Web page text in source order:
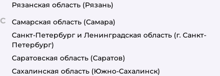
Рязанская область (Рязань)
С Самарская область (Самара)
Санкт-Петербург и Ленинградская область (г. Санкт-
Петербург)
Саратовская область (Саратов)
Сахалинская область (Южно-Сахалинск)